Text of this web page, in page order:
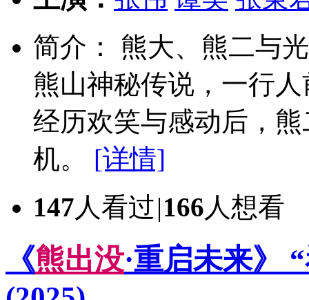
简介： 熊大、熊二与
熊山神秘传说，一行
经历欢笑与感动后，
机。 [详情]
147人看过|166人想看
《熊出没·重启未来》